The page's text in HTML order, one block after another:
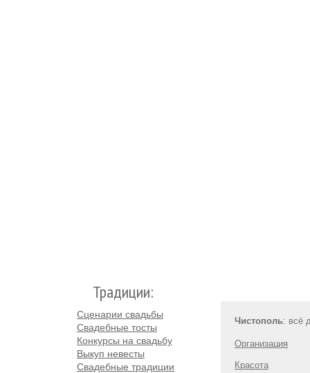
Традиции:
Сценарии свадьбы
Свадебные тосты
Конкурсы на свадьбу
Выкуп невесты
Свадебные традиции
Чистополь: всё
Организация
Красота